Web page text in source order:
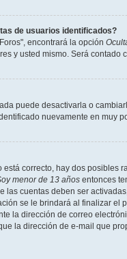
de usuarios identificados?
encontrará la opción
y usted mismo. Será contado
puede desactivarla o
nuevamente en muy
correcto, hay dos posibles
menor de 13 añosentonces
cuentas deben ser
se le brindará al finalizar el
la dirección de correo
la dirección de e-mail que